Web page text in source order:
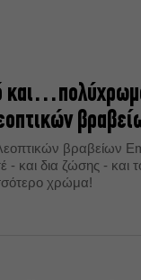
βραβείων
και δια ζώσης - και
χρώμα!